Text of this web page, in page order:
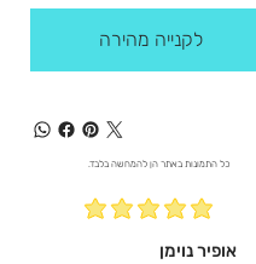
לקנייה מהירה
כל התמונות באתר הן להמחשה בלבד.
אופיר נוימן